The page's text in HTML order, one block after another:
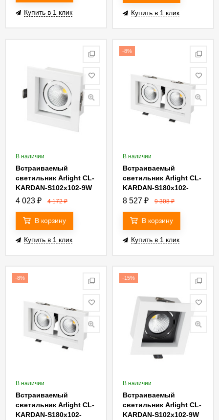
Купить в 1 клик Купить в 1 клик
В наличии
Встраиваемый
светильник Arlight CL-
KARDAN-S102x102-9W
Warm 024137
4 023 ₽ 4 172₽
В корзину
Купить в 1 клик
-8%
В наличии
Встраиваемый
светильник Arlight CL-
KARDAN-S180x102-
2x9W Day 024138
8 527 ₽ 9 308₽
В корзину
Купить в 1 клик
-8%
В наличии
Встраиваемый
светильник Arlight CL-
KARDAN-S180x102-
-15%
В наличии
Встраиваемый
светильник Arlight CL-
KARDAN-S102x102-9W